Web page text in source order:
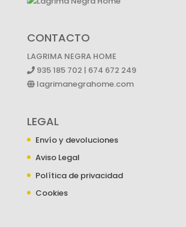
CONTACTO
LAGRIMA NEGRA HOME
935 185 702 | 674 672 249
lagrimanegrahome.com
LEGAL
Envío y devoluciones
Aviso Legal
Política de privacidad
Cookies